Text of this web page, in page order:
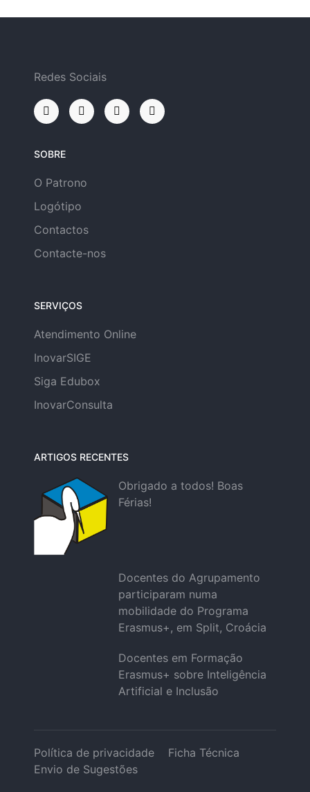
Redes Sociais
SOBRE
O Patrono
Logótipo
Contactos
Contacte-nos
SERVIÇOS
Atendimento Online
InovarSIGE
Siga Edubox
InovarConsulta
ARTIGOS RECENTES
Obrigado a todos! Boas
Férias!
Docentes do Agrupamento
participaram numa
mobilidade do Programa
Erasmus+, em Split, Croácia
Docentes em Formação
Erasmus+ sobre Inteligência
Artificial e Inclusão
Política de privacidade
Ficha Técnica
Envio de Sugestões